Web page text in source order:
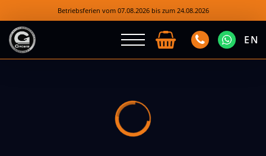
Betriebsferien vom 07.08.2026 bis zum 24.08.2026
EN